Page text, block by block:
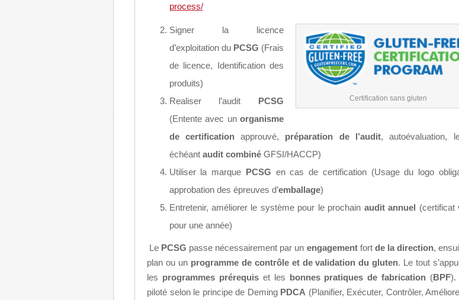
process/
Certification sans gluten
Signer la licence
d’exploitation du PCSG (Frais
de licence, Identification des
produits)
Realiser l’audit PCSG
(Entente avec un organisme
de certificationapprouvé, préparation de l’audit, autoévaluation,
échéant audit combinéGFSI/HACCP)
Utiliser la marque PCSG en cas de certification (Usage du logo
approbation des épreuves d’emballage)
Entretenir, améliorer le système pour le prochain audit annuel (certificat
pour une année)
Le PCSG passe nécessairement par un engagementfort de la direction,
plan ou un programme de contrôle et de validation du gluten. Le tout
les programmes prérequiset les bonnes pratiques de fabrication (BPF).
piloté selon le principe de Deming PDCA (Planifier, Exécuter, Contrôler,